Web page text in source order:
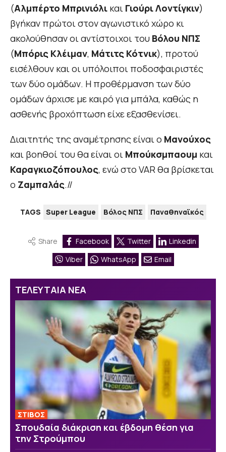
(Αλμπέρτο Μπρινιόλι και Γιούρι Λοντίγκιν)
βγήκαν πρώτοι στον αγωνιστικό χώρο κι
ακολούθησαν οι αντίστοιχοι του Βόλου ΝΠΣ
(Μπόρις Κλέιμαν, Μάτιτς Κότνικ), προτού
εισέλθουν και οι υπόλοιποι ποδοσφαιριστές
των δύο ομάδων. Η προθέρμανση των δύο
ομάδων άρχισε με καιρό για μπάλα, καθώς η
ασθενής βροχόπτωση είχε εξασθενίσει.
Διαιτητής της αναμέτρησης είναι ο Μανούχος
και βοηθοί του θα είναι οι Μπούκσμπαουμ και
Καραγκιοζόπουλος, ενώ στο VAR θα βρίσκεται
ο Ζαμπαλάς.//
TAGS Super League Βόλος ΝΠΣ Παναθηναϊκός
Share Facebook Twitter
Linkedin
Viber
WhatsApp Email
ΤΕΛΕΥΤΑΙΑ ΝΕΑ
ΣΤΙΒΟΣ
Σπουδαία διάκριση και έβδομη θέση για
την Στρούμπου